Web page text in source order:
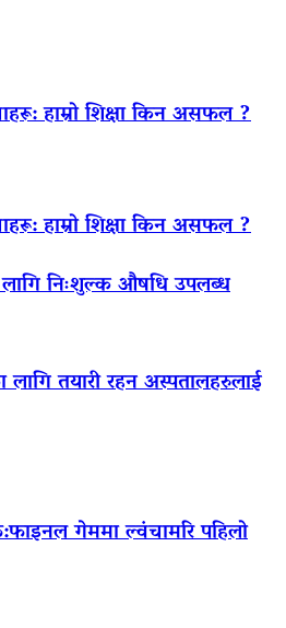
हाम्रो शिक्षा किन असफल ?
हाम्रो शिक्षा किन असफल ?
लागि निःशुल्क औषधि उपलब्ध
लागि तयारी रहन अस्पतालहरुलाई
गेममा ल्वंचामरि पहिलो